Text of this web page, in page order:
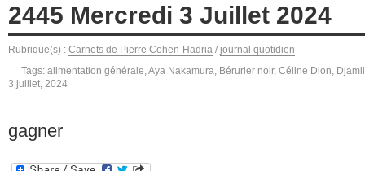
2445 Mercredi 3 Juillet 2024
Rubrique(s) : Carnets de Pierre Cohen-Hadria / journal quotidien
Tags: alimentation générale Aya Nakamura Bérurier noir, Céline Dion
3 juillet, 2024
gagner